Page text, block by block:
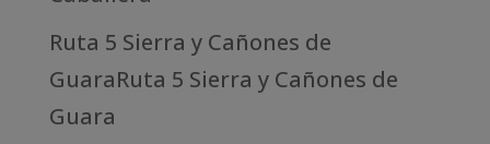
Ruta 5 Sierra y Cañones de
GuaraRuta 5 Sierra y Cañones de
Guara